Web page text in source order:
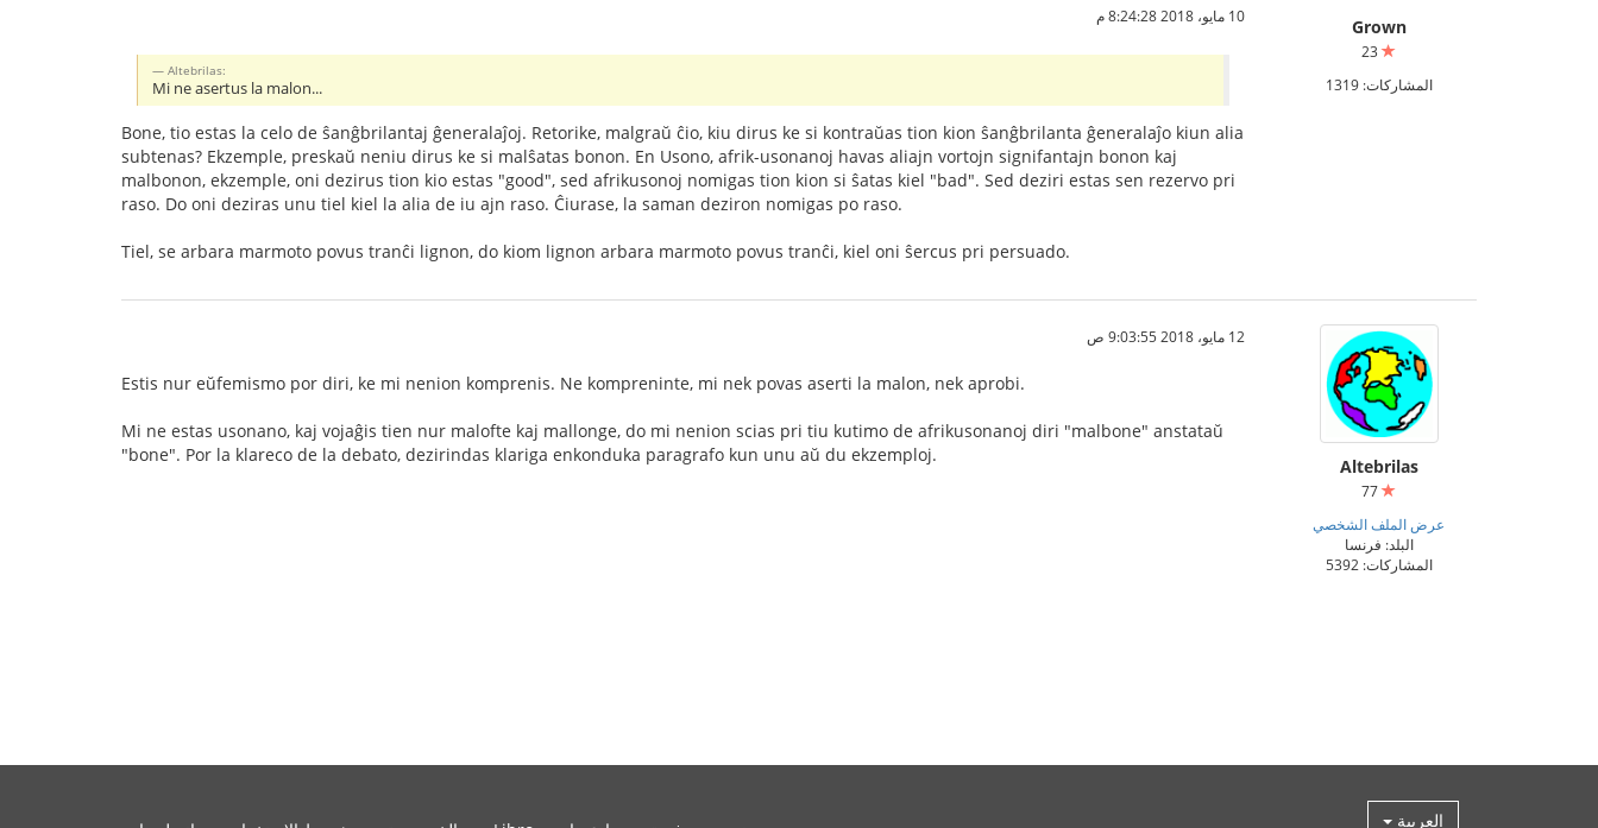
Grown
المشاركات: 1319
10 مايو، 2018 8:24:28 م
Altebrilas:
Mi ne asertus la malon...
Bone, tio estas la celo de ŝanĝbrilantaj ĝeneralaĵoj. Retorike, malgraŭ ĉio, kiu dirus ke si kontraŭas tion kion ŝanĝbrilanta ĝeneralaĵo kiun alia
subtenas? Ekzemple, preskaŭ neniu dirus ke si malŝatas bonon. En Usono, afrik-usonanoj havas aliajn vortojn signifantajn bonon kaj
malbonon, ekzemple, oni dezirus tion kio estas "good", sed afrikusonoj nomigas tion kion si ŝatas kiel "bad". Sed deziri estas sen rezervo pri
raso. Do oni deziras unu tiel kiel la alia de iu ajn raso. Ĉiurase, la saman deziron nomigas po raso.
Tiel, se arbara marmoto povus tranĉi lignon, do kiom lignon arbara marmoto povus tranĉi, kiel oni ŝercus pri persuado.
Altebrilas
عرض الملف الشخصي
البلد: فرنسا
المشاركات: 5392
12 مايو، 2018 9:03:55 ص
Estis nur eŭfemismo por diri, ke mi nenion komprenis. Ne kompreninte, mi nek povas aserti la malon, nek aprobi.
Mi ne estas usonano, kaj vojaĝis tien nur malofte kaj mallonge, do mi nenion scias pri tiu kutimo de afrikusonanoj diri "malbone" anstataŭ
"bone". Por la klareco de la debato, dezirindas klariga enkonduka paragrafo kun unu aŭ du ekzemploj.
العربية